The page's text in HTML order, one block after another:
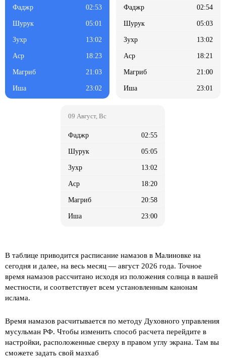
02:53
05:01
13:02
18:23
21:03
23:02
02:54
05:03
13:02
18:21
21:00
23:01
02:55
05:05
13:02
18:20
20:58
23:00
В таблице приводится расписание намазов в Малиновке на
сегодня и далее, на весь месяц — август 2026 года. Точное
время намазов рассчитано исходя из положения солнца в вашей
местности, и соответствует всем установленным канонам
ислама.
Время намазов расчитывается по методу Духовного управления
мусульман РФ. Чтобы изменить способ расчета перейдите в
настройки, расположенные сверху в правом углу экрана. Там вы
сможете задать свой мазхаб